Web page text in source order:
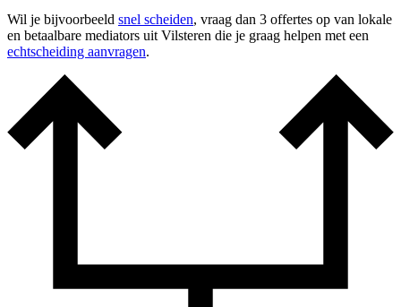
Wil je bijvoorbeeld snel scheiden, vraag dan 3 offertes op van lokale
en betaalbare mediators uit Vilsteren die je graag helpen met een
echtscheiding aanvragen.